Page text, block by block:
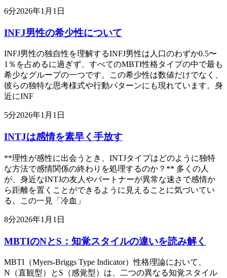
6分2026年1月1日
INFJ男性の希少性について
INFJ男性の独自性を理解するINFJ男性は人口のわずか0.5〜
1％を占めるに過ぎず、すべてのMBTI性格タイプの中で最も
希少なグループの一つです。この希少性は数値だけでなく、
彼らの独特な思考様式や行動パターンにも現れています。身
近にINF
5分2026年1月1日
INTJは感情を素早く手放す
**理性が感性に出会うとき、INTJタイプはどのように独特
な方法で感情関係の終わりを処理するのか？** 多くの人
が、身近なINTJの友人やパートナーが異常な速さで感情か
ら距離を置くことができるように見えることに気づいてい
る。この一見「冷血」
8分2026年1月1日
MBTIのNとS：知覚スタイルの違いを読み解く
MBTI（Myers-Briggs Type Indicator）性格理論において、
N（直観型）とS（感覚型）は、二つの異なる知覚スタイル